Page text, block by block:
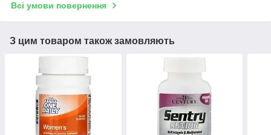
Всі умови повернення
З цим товаром також замовляють